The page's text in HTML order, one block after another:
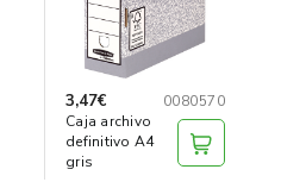
3,47€
0080570
Caja archivo
definitivo A4
gris